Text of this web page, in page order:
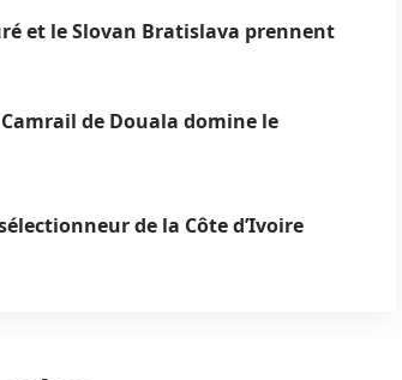
et le Slovan Bratislava prennent
de Douala domine le
de la Côte d’Ivoire